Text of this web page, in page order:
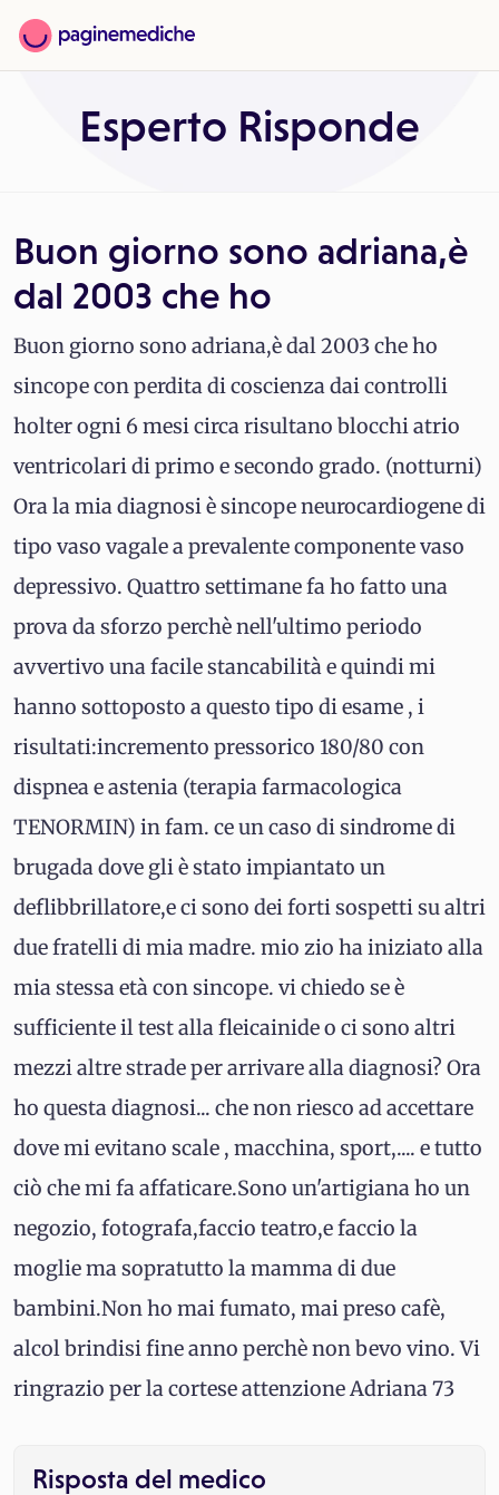
Esperto Risponde
Buon giorno sono adriana,è
dal 2003 che ho
Buon giorno sono adriana,è dal 2003 che ho
sincope con perdita di coscienza dai controlli
holter ogni 6 mesi circa risultano blocchi atrio
ventricolari di primo e secondo grado. (notturni)
Ora la mia diagnosi è sincope neurocardiogene di
tipo vaso vagale a prevalente componente vaso
depressivo. Quattro settimane fa ho fatto una
prova da sforzo perchè nell'ultimo periodo
avvertivo una facile stancabilità e quindi mi
hanno sottoposto a questo tipo di esame , i
risultati:incremento pressorico 180/80 con
dispnea e astenia (terapia farmacologica
TENORMIN) in fam. ce un caso di sindrome di
brugada dove gli è stato impiantato un
deflibbrillatore,e ci sono dei forti sospetti su altri
due fratelli di mia madre. mio zio ha iniziato alla
mia stessa età con sincope. vi chiedo se è
sufficiente il test alla fleicainide o ci sono altri
mezzi altre strade per arrivare alla diagnosi? Ora
ho questa diagnosi... che non riesco ad accettare
dove mi evitano scale , macchina, sport,.... e tutto
ciò che mi fa affaticare.Sono un'artigiana ho un
negozio, fotografa,faccio teatro,e faccio la
moglie ma sopratutto la mamma di due
bambini.Non ho mai fumato, mai preso cafè,
alcol brindisi fine anno perchè non bevo vino. Vi
ringrazio per la cortese attenzione Adriana 73
Risposta del medico